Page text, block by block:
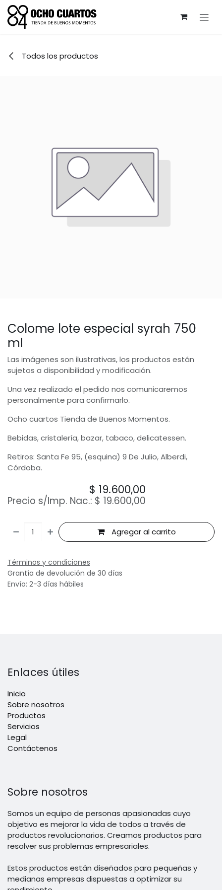
Ir al contenido
Todos los productos
Colome lote especial syrah 750
ml
Las imágenes son ilustrativas, los productos están
sujetos a disponibilidad y modificación.
Una vez realizado el pedido nos comunicaremos
personalmente para confirmarlo.
Ocho cuartos Tienda de Buenos Momentos.
Bebidas, cristalería, bazar, tabaco, delicatessen.
Retiros: Santa Fe 95, (esquina) 9 De Julio, Alberdi,
Córdoba.
$ 19.600,00
Precio s/Imp. Nac.: $ 19.600,00
Agregar al carrito
Términos y condiciones
Grantía de devolución de 30 días
Envío: 2-3 días hábiles
Enlaces útiles
Inicio
Sobre nosotros
Productos
Servicios
Legal
Contáctenos
Sobre nosotros
Somos un equipo de personas apasionadas cuyo
objetivo es mejorar la vida de todos a través de
productos revolucionarios. Creamos productos para
resolver sus problemas empresariales.
Estos productos están diseñados para pequeñas y
medianas empresas dispuestas a optimizar su